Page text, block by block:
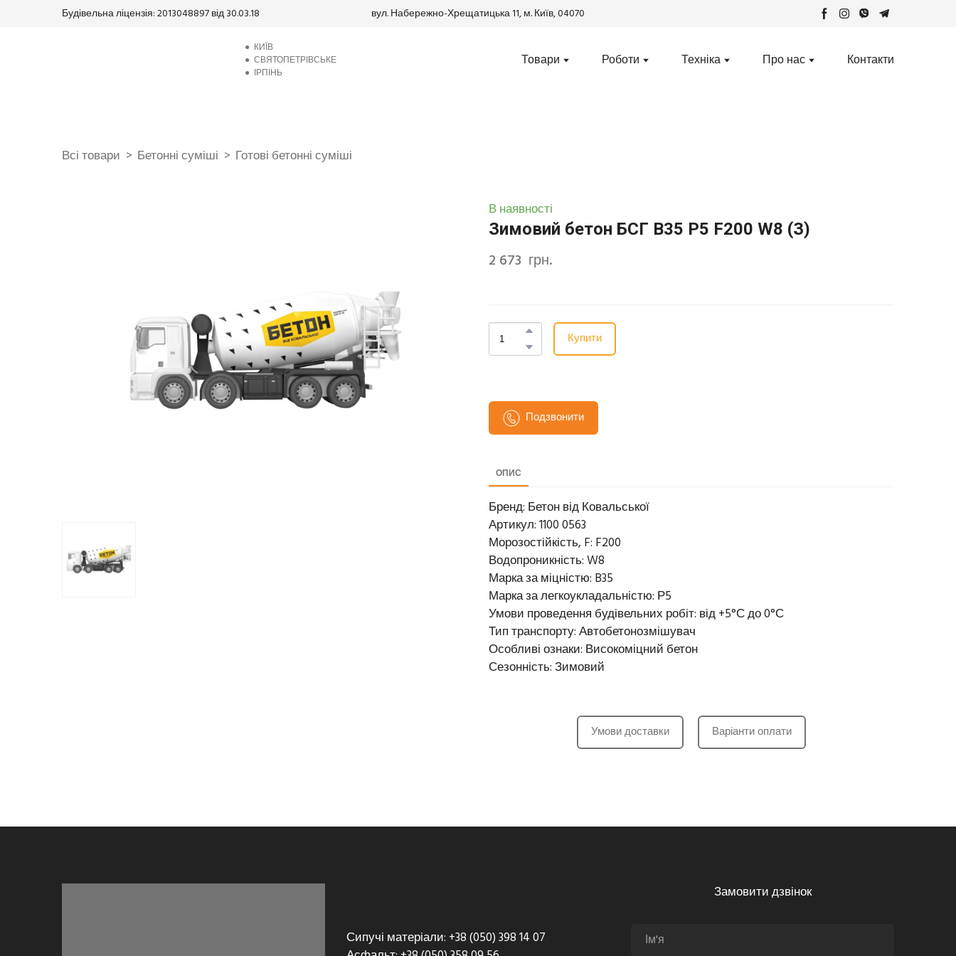
Будівельна ліцензія: 2013048897 від 30.03.18 вул. Набережно-Хрещатицька 11, м. Київ, 04070
● КИЇВ
●СВЯТОПЕТРІВСЬКЕ
● ІРПІНЬ
Товари Роботи Техніка Про нас Контакти
Всі товари Бетонні суміші Готові бетонні суміші
В наявності
Зимовий бетон БСГ В35 Р5 F200 W8 (З)
2 673  грн.
Купити
Подзвонити
ОПИС
Бренд: Бетон від Ковальської
Артикул: 1100 0563
Морозостійкість, F: F200
Водопроникність: W8
Марка за міцністю: B35
Марка за легкоукладальністю: Р5
Умови проведення будівельних робіт: від +5°С до 0°С
Тип транспорту: Автобетонозмішувач
Особливі ознаки: Високоміцний бетон
Сезонність: Зимовий
Умови доставки Варіанти оплати
Сипучі матеріали: +38 (050) 398 14 07
Замовити дзвінок